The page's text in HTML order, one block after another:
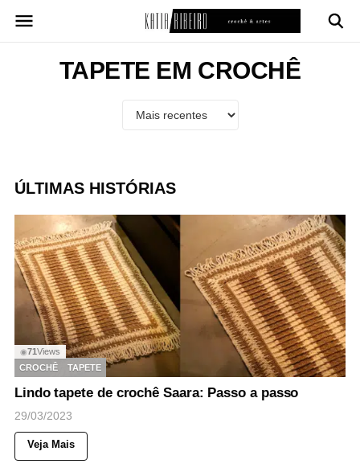
para
TAPETE EM CROCHÊ
ÚLTIMAS HISTÓRIAS
◉71Views
CROCHÊ
TAPETE
Lindo tapete de crochê Saara: Passo a passo
29/03/2023
Veja Mais